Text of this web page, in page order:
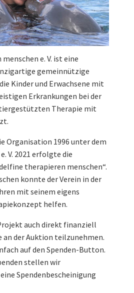
e. V. ist eine
gemeinnützige
Kinder und Erwachsene mit
Erkrankungen bei der
Therapie mit
Organisation 1996 unter dem
V. 2021 erfolgte die
therapieren menschen“.
konnte der Verein in der
mit seinem eigens
helfen.
auch direkt finanziell
der Auktion teilzunehmen.
auf den Spenden-Button.
stellen wir
Spendenbescheinigung